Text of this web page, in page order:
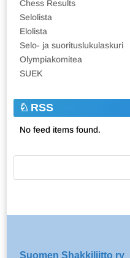
Chess Results
Selolista
Elolista
Selo- ja suorituslukulaskuri
Olympiakomitea
SUEK
RSS
No feed items found.
Suomen Shakkiliitto ry